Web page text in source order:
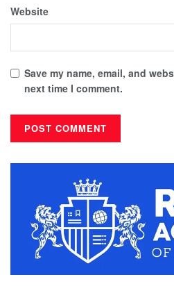
Website
Save my name, email, and
next time I comment.